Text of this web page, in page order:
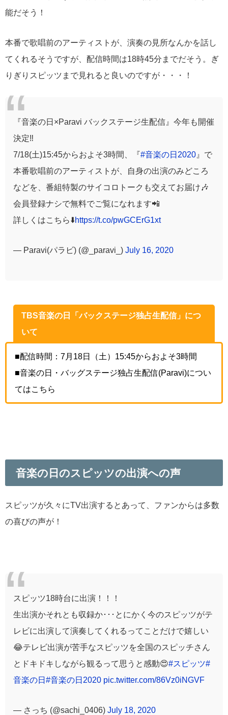
能だそう！
本番で歌唱前のアーティストが、演奏の見所なんかを話し
てくれるそうですが、配信時間は18時45分までだそう。ぎ
りぎりスピッツまで見れると良いのですが・・・！
『音楽の日×Paravi バックステージ生配信』今年も開催
決定‼️
7/18(土)15:45からおよそ3時間、『#音楽の日2020 』で
本番歌唱前のアーティストが、自身の出演のみどころ
などを、番組特製のサイコロトークも交えてお届け🎶
会員登録ナシで無料でご覧になれます📲
詳しくはこちら⬇️https://t.co/pwGCErG1xt
— Paravi(パラビ) (@_paravi_) July 16, 2020
TBS音楽の日「バックステージ独占生配信」につ
いて
■配信時間：7月18日（土）15:45からおよそ3時間
■音楽の日・バッグステージ独占生配信(Paravi)につい
てはこちら
音楽の日のスピッツの出演への声
スピッツが久々にTV出演するとあって、ファンからは多数
の喜びの声が！
スピッツ18時台に出演！！！
生出演かそれとも収録か･･･とにかく今のスピッツがテ
レビに出演して演奏してくれるってことだけで嬉しい
😂テレビ出演が苦手なスピッツを全国のスピッチさん
とドキドキしながら観るって思うと感動😍#スピッツ#
音楽の日 #音楽の日2020 pic.twitter.com/86Vz0iNGVF
— さっち (@sachi_0406) July 18, 2020